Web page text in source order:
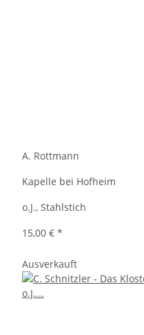
A. Rottmann
Kapelle bei Hofheim
o.J., Stahlstich
15,00 € *
Ausverkauft